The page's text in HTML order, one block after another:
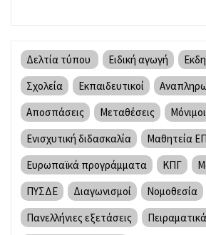
Δελτία τύπου Ειδική αγωγή
Σχολεία
Εκπαιδευτικοί
Αποσπάσεις
Μεταθέσεις
Μόνιμοι
Ενισχυτική διδασκαλία
Μαθητεία
Ευρωπαϊκά προγράμματα
ΚΠΓ
ΠΥΣΔΕ
Διαγωνισμοί
Νομοθεσία
Πανελλήνιες εξετάσεις